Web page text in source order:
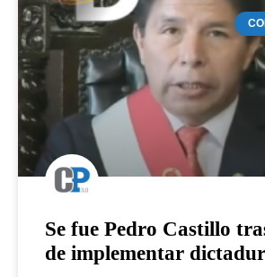
Se fue Pedro Castillo
de implementar